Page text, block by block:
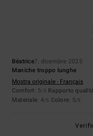
Béatrice7. dicembre 2025
Maniche troppo lunghe
Mostra originale - Français
Comfort: 5/5 Rapporto
Materiale: 4/5 Colore: 5/5